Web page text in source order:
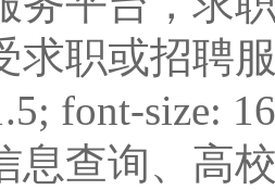
求职或招聘
font-size:
息查询、高